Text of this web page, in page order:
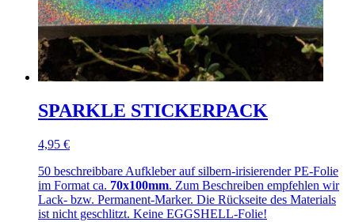
SPARKLE STICKERPACK
4,95 €
50 beschreibbare Aufkleber auf silbern-irisierender PE-Folie
im Format ca. 70x100mm. Zum Beschreiben empfehlen wir
Lack- bzw. Permanent-Marker. Die Rückseite des Materials
ist nicht geschlitzt. Keine EGGSHELL-Folie!